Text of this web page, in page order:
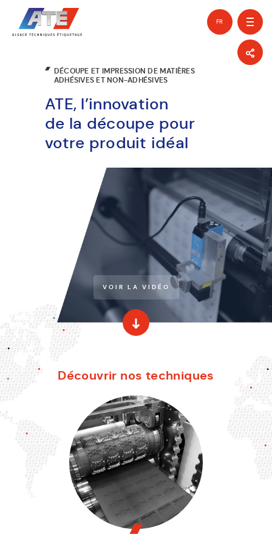
FR
DÉCOUPE ET IMPRESSION DE MATIÈRES
ADHÉSIVES ET NON-ADHÉSIVES
ATE, l’innovation
de la découpe pour
votre produit idéal
VOIR LA VIDÉO
Découvrir nos techniques